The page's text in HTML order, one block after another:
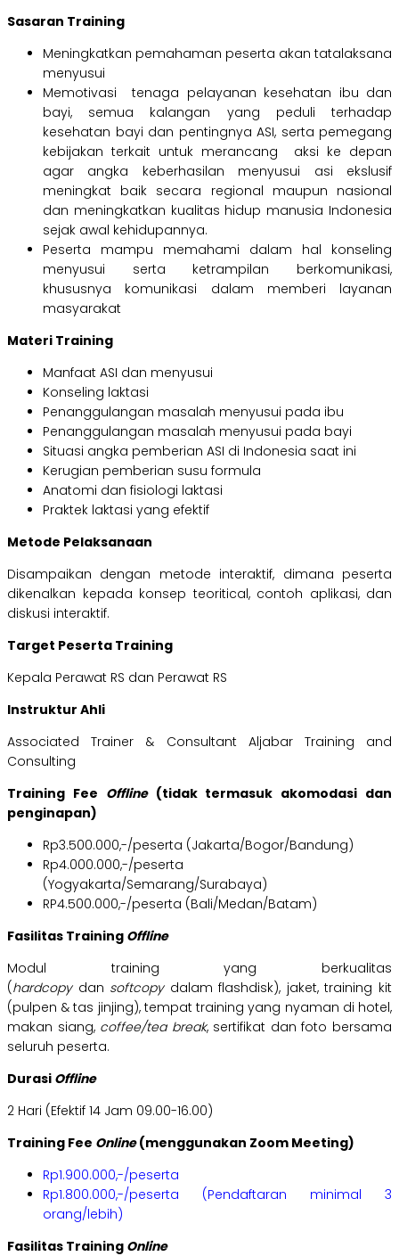
Sasaran Training
Meningkatkan pemahaman peserta akan tatalaksana
menyusui
Memotivasi tenaga pelayanan kesehatan ibu dan
bayi, semua kalangan yang peduli terhadap
kesehatan bayi dan pentingnya ASI, serta pemegang
kebijakan terkait untuk merancang aksi ke depan
agar angka keberhasilan menyusui asi ekslusif
meningkat baik secara regional maupun nasional
dan meningkatkan kualitas hidup manusia Indonesia
sejak awal kehidupannya.
Peserta mampu memahami dalam hal konseling
menyusui serta ketrampilan berkomunikasi,
khususnya komunikasi dalam memberi layanan
masyarakat
Materi Training
Manfaat ASI dan menyusui
Konseling laktasi
Penanggulangan masalah menyusui pada ibu
Penanggulangan masalah menyusui pada bayi
Situasi angka pemberian ASI di Indonesia saat ini
Kerugian pemberian susu formula
Anatomi dan fisiologi laktasi
Praktek laktasi yang efektif
Metode Pelaksanaan
Disampaikan dengan metode interaktif, dimana peserta
dikenalkan kepada konsep teoritical, contoh aplikasi, dan
diskusi interaktif.
Target Peserta Training
Kepala Perawat RS dan Perawat RS
Instruktur Ahli
Associated Trainer & Consultant Aljabar Training and
Consulting
Training Fee Offline (tidak termasuk akomodasi dan
penginapan)
Rp3.500.000,-/peserta (Jakarta/Bogor/Bandung)
Rp4.000.000,-/peserta
(Yogyakarta/Semarang/Surabaya)
RP4.500.000,-/peserta (Bali/Medan/Batam)
Fasilitas Training Offline
Modul training yang berkualitas
(hardcopydan softcopy dalam flashdisk), jaket, training kit
(pulpen & tas jinjing), tempat training yang nyaman di hotel,
makan siang, coffee/tea break, sertifikat dan foto bersama
seluruh peserta.
Durasi Offline
2 Hari (Efektif 14 Jam 09.00-16.00)
Training Fee Online(menggunakan Zoom Meeting)
Rp1.900.000,-/peserta
Rp1.800.000,-/peserta (Pendaftaran minimal 3
orang/lebih)
Fasilitas Training Online